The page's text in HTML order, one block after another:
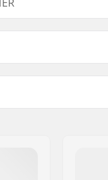
1
Ikke